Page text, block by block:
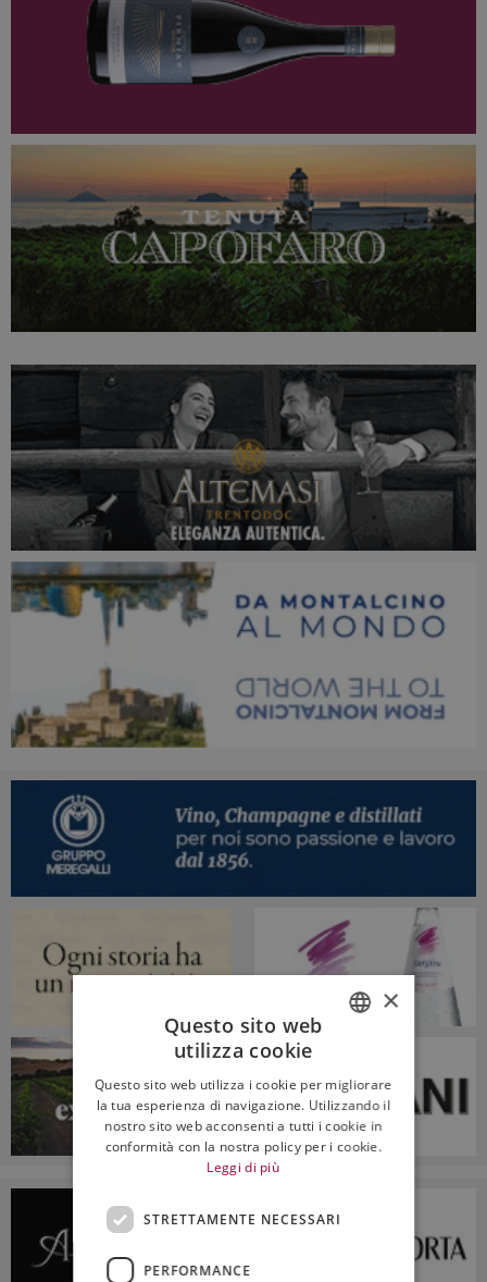
ENGLISH
×
Questo sito web
utilizza cookie
Questo sito web utilizza i cookie per migliorare
la tua esperienza di navigazione. Utilizzando il
nostro sito web acconsenti a tutti i cookie in
conformità con la nostra policy per i cookie.
Leggi di più
STRETTAMENTE NECESSARI
PERFORMANCE